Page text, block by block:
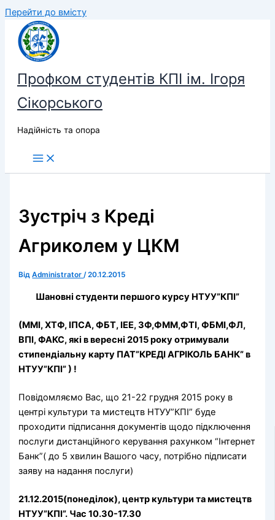
Перейти до вмісту
Профком студентів КПІ ім. Ігоря
Сікорського
Надійність та опора
Зустріч з Креді
Агриколем у ЦКМ
ВідAdministrator/20.12.2015
Шановні студенти першого курсу НТУУ”КПІ”
(ММІ, ХТФ, ІПСА, ФБТ, ІЕЕ, ЗФ,ФММ,ФТІ, ФБМІ,ФЛ,
ВПІ, ФАКС, які в вересні 2015 року отримували
стипендіальну карту ПАТ”КРЕДІ АГРІКОЛЬ БАНК” в
НТУУ”КПІ” ) !
Повідомляємо Вас, що 21-22 грудня 2015 року в
центрі культури та мистецтв НТУУ”КПІ” буде
проходити підписання документів щодо підключення
послуги дистанційного керування рахунком “Інтернет
Банк”( до 5 хвилин Вашого часу, потрібно підписати
заяву на надання послуги)
21.12.2015(понеділок), центр культури та мистецтв
НТУУ”КПІ”. Час 10.30-17.30